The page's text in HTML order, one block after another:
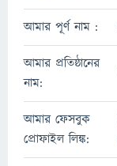
আমার পূর্ণ নাম :
আমার প্রতিষ্ঠানের
নাম:
আমার ফেসবুক
প্রোফাইল লিঙ্ক: